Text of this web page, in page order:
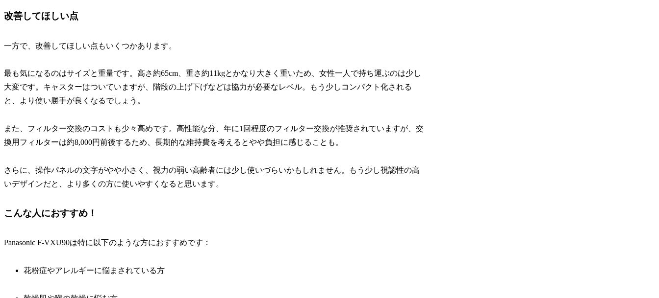
改善してほしい点
一方で、改善してほしい点もいくつかあります。
最も気になるのはサイズと重量です。高さ約65cm、重さ約11kgとかなり大きく重いため、女性一人で持ち運ぶのは少し
大変です。キャスターはついていますが、階段の上げ下げなどは協力が必要なレベル。もう少しコンパクト化される
と、より使い勝手が良くなるでしょう。
また、フィルター交換のコストも少々高めです。高性能な分、年に1回程度のフィルター交換が推奨されていますが、交
換用フィルターは約8,000円前後するため、長期的な維持費を考えるとやや負担に感じることも。
さらに、操作パネルの文字がやや小さく、視力の弱い高齢者には少し使いづらいかもしれません。もう少し視認性の高
いデザインだと、より多くの方に使いやすくなると思います。
こんな人におすすめ！
Panasonic F-VXU90は特に以下のような方におすすめです：
花粉症やアレルギーに悩まされている方